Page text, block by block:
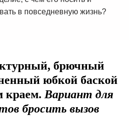
в повседневную жизнь?
брючный
юбкой баской
краем. Вариант для
бросить вызов